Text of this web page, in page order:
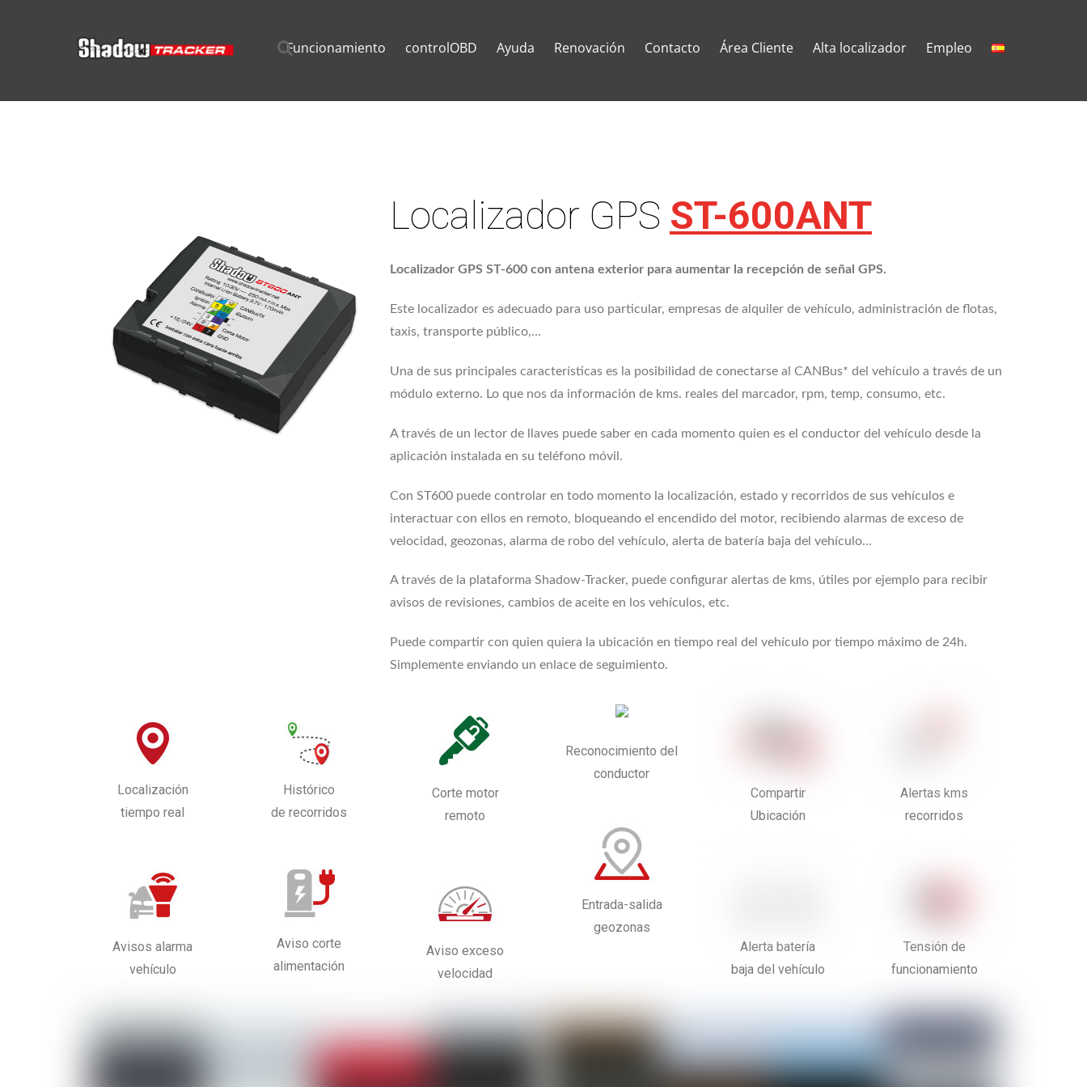
Funcionamiento controlOBD Ayuda Renovación Contacto Área Cliente Alta localizador Empleo
Localizador GPS ST-600ANT
Localizador GPS ST-600 con antena exterior para aumentar la recepción de señal GPS.
Este localizador es adecuado para uso particular, empresas de alquiler de vehículo, administración de flotas,
taxis, transporte público,…
Una de sus principales características es la posibilidad de conectarse al CANBus* del vehículo a través de un
módulo externo. Lo que nos da información de kms. reales del marcador, rpm, temp, consumo, etc.
A través de un lector de llaves puede saber en cada momento quien es el conductor del vehículo desde la
aplicación instalada en su teléfono móvil.
Con ST600 puede controlar en todo momento la localización, estado y recorridos de sus vehículos e
interactuar con ellos en remoto, bloqueando el encendido del motor, recibiendo alarmas de exceso de
velocidad, geozonas, alarma de robo del vehículo, alerta de batería baja del vehículo…
A través de la plataforma Shadow-Tracker, puede configurar alertas de kms, útiles por ejemplo para recibir
avisos de revisiones, cambios de aceite en los vehículos, etc.
Puede compartir con quien quiera la ubicación en tiempo real del vehículo por tiempo máximo de 24h.
Simplemente enviando un enlace de seguimiento.
Localización
tiempo real
Avisos alarma
vehículo
Histórico
de recorridos
Aviso corte
alimentación
Corte motor
remoto
Aviso exceso
velocidad
Reconocimiento del
conductor
Entrada-salida
geozonas
Compartir
Ubicación
Alerta batería
baja del vehículo
Alertas kms
recorridos
Tensión de
funcionamiento